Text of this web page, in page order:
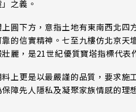
之義。
上圓下方，意指土地有東南西北四
靠的信實精神。七至九樓仿北京天
壯麗，是21世紀優質寶塔指標代表
料上更是以最嚴謹的品質，要求施
保障先人隱私及凝聚家族情感的理